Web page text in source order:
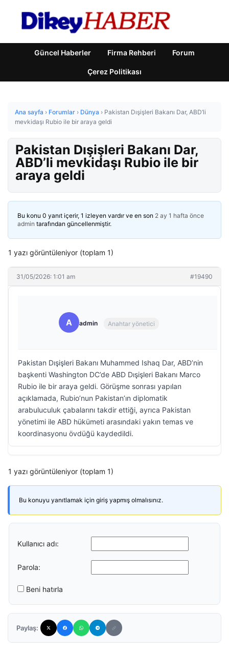
Güncel Haberler Firma Rehberi Forum
Çerez Politikası
Ana sayfa › Forumlar › Dünya › Pakistan Dışişleri Bakanı Dar, ABD’li
mevkidaşı Rubio ile bir araya geldi
Pakistan Dışişleri Bakanı Dar,
ABD’li mevkidaşı Rubio ile bir
araya geldi
Bu konu 0 yanıt içerir, 1 izleyen vardır ve en son 2 ay 1 hafta önce
admin tarafından güncellenmiştir.
1 yazı görüntüleniyor (toplam 1)
31/05/2026: 1:01 am #19490
A admin Anahtar yönetici
Pakistan Dışişleri Bakanı Muhammed Ishaq Dar, ABD’nin
başkenti Washington DC’de ABD Dışişleri Bakanı Marco
Rubio ile bir araya geldi. Görüşme sonrası yapılan
açıklamada, Rubio’nun Pakistan’ın diplomatik
arabuluculuk çabalarını takdir ettiği, ayrıca Pakistan
yönetimi ile ABD hükümeti arasındaki yakın temas ve
koordinasyonu övdüğü kaydedildi.
1 yazı görüntüleniyor (toplam 1)
Bu konuyu yanıtlamak için giriş yapmış olmalısınız.
Kullanıcı adı:
Parola:
Beni hatırla
Paylaş: